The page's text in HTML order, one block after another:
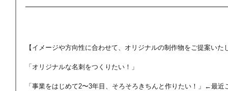
【イメージや方向性に合わせて、オリジナルの制作物をご提案いた
「オリジナルな名刺をつくりたい！」
「事業をはじめて2〜3年目、そろそろきちんと作りたい！」←最近